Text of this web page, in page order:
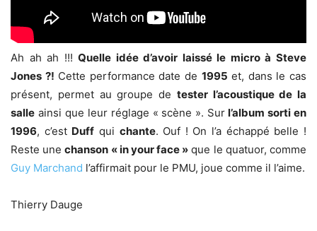
Ah ah ah !!!Quelle idée d’avoir laissé le micro à Steve
Jones ?! Cette performance date de 1995 et, dans le cas
présent, permet au groupe de tester l’acoustique de la
salle ainsi que leur réglage « scène ». Sur l’album sorti en
1996, c’est Duff qui chante. Ouf ! On l’a échappé belle !
Reste unechanson « in your face » que le quatuor, comme
Guy Marchand l’affirmait pour le PMU, joue comme il l’aime.
Thierry Dauge